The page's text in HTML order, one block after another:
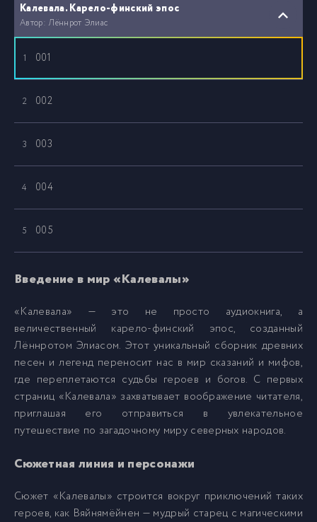
Калевала. Карело-финский эпос
Автор: Лённрот Элиас
1 001
2 002
3 003
4 004
5 005
006
Введение в мир «Калевалы»
«Калевала» — это не просто аудиокнига, а
величественный карело-финский эпос, созданный
Лённротом Элиасом. Этот уникальный сборник древних
песен и легенд переносит нас в мир сказаний и мифов,
где переплетаются судьбы героев и богов. С первых
страниц «Калевала» захватывает воображение читателя,
приглашая его отправиться в увлекательное
путешествие по загадочному миру северных народов.
Сюжетная линия и персонажи
Сюжет «Калевалы» строится вокруг приключений таких
героев, как Вяйнямёйнен — мудрый старец с магическими